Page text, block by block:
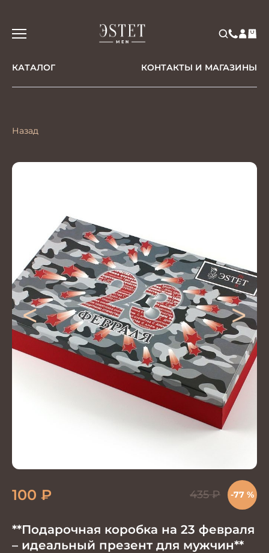
КАТАЛОГ КОНТАКТЫ И МАГАЗИНЫ
Назад
< >
**Подарочная коробка на 23 февраля
– идеальный презент для мужчин**
100 ₽ 435₽ -77 %